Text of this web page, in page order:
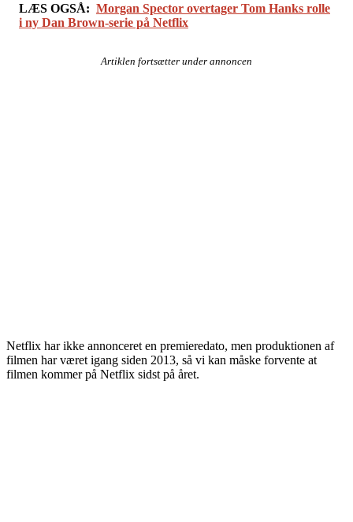
LÆS OGSÅ: Morgan Spector overtager Tom Hanks rolle
i ny Dan Brown-serie på Netflix
Artiklen fortsætter under annoncen
Netflix har ikke annonceret en premieredato, men produktionen af
filmen har været igang siden 2013, så vi kan måske forvente at
filmen kommer på Netflix sidst på året.